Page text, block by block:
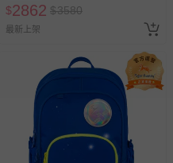
$2862 $3580
最新上架